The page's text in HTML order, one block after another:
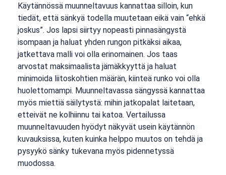
Käytännössä muunneltavuus kannattaa silloin, kun
tiedät, että sänkyä todella muutetaan eikä vain “ehkä
joskus”. Jos lapsi siirtyy nopeasti pinnasängystä
isompaan ja haluat yhden rungon pitkäksi aikaa,
jatkettava malli voi olla erinomainen. Jos taas
arvostat maksimaalista jämäkkyyttä ja haluat
minimoida liitoskohtien määrän, kiinteä runko voi olla
huolettomampi. Muunneltavassa sängyssä kannattaa
myös miettiä säilytystä: mihin jatkopalat laitetaan,
etteivät ne kolhiinnu tai katoa. Vertailussa
muunneltavuuden hyödyt näkyvät usein käytännön
kuvauksissa, kuten kuinka helppo muutos on tehdä ja
pysyykö sänky tukevana myös pidennetyssä
muodossa.